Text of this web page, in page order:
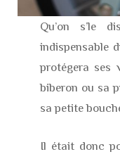
Qu’on s’le
indispensable
protégera ses
biberon ou sa
sa petite
Il était donc